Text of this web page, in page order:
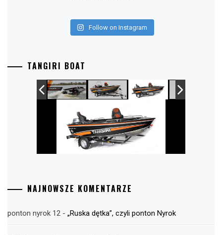
Follow on Instagram
TANGIRI BOAT
NAJNOWSZE KOMENTARZE
ponton nyrok 12 - „Ruska dętka”, czyli ponton Nyrok